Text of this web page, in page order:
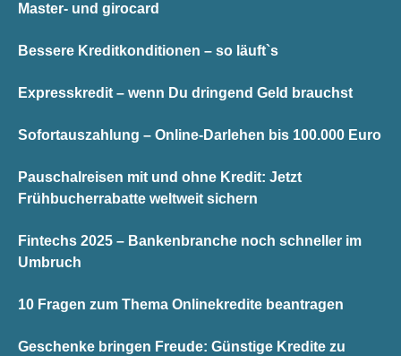
Master- und girocard
Bessere Kreditkonditionen – so läuft`s
Expresskredit – wenn Du dringend Geld brauchst
Sofortauszahlung – Online-Darlehen bis 100.000 Euro
Pauschalreisen mit und ohne Kredit: Jetzt
Frühbucherrabatte weltweit sichern
Fintechs 2025 – Bankenbranche noch schneller im
Umbruch
10 Fragen zum Thema Onlinekredite beantragen
Geschenke bringen Freude: Günstige Kredite zu